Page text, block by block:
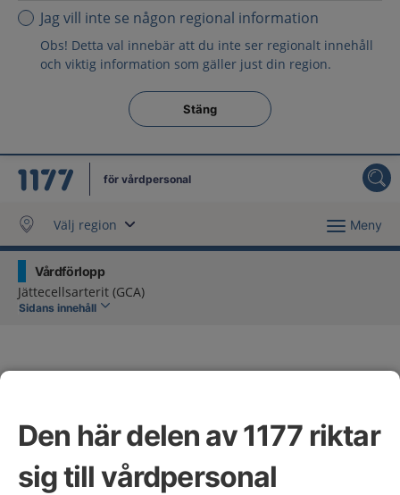
Den här delen av 1177 riktar
sig till vårdpersonal
Jag vill inte se någon regional information
Obs! Detta val innebär att du inte ser regionalt innehåll
och viktig information som gäller just din region.
Stäng regionsväljaren
Stäng
för vårdpersonal
Välj region Meny
Vårdförlopp
Jättecellsarterit (GCA)
Sidans innehåll
Jättecellsarterit (GCA)